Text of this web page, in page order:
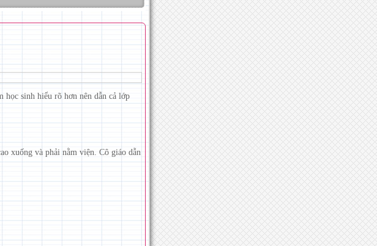
học sinh hiểu rõ hơn nên dẫn cả lớp
xuống và phải nằm viện. Cô giáo dẫn